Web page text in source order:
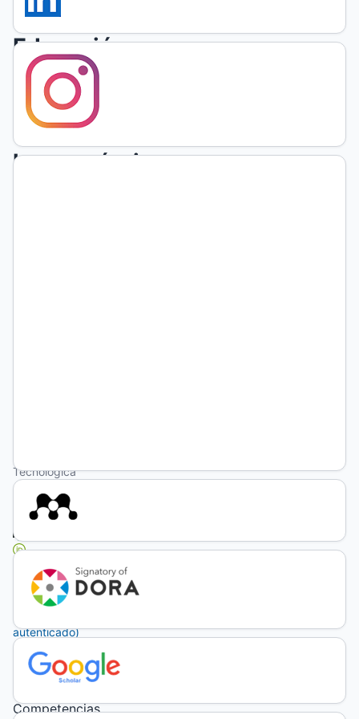
la
Educación
Superior:
investigación
fenomenológica-
hermenéutica
Tecnológica
de
Honduras
https://orcid.org/0000-
0002-
2561-
4514
autenticado)
Palabras
Competencias